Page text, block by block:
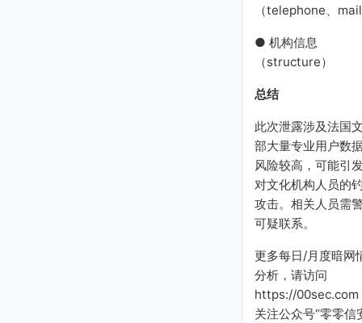
（telephone、
● 机构信息
（structure）
总结
此次泄露涉及法国
部大量专业用户数
风险较高，可能引
对文化机构人员的
攻击。相关人员需
可疑联系。
更多每日/月度暗网
分析，请访问
https://00sec.com
关注公众号“零零信